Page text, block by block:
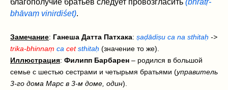
благополучие братьев следует провозгласить (bhrātṛ-
bhāvaṃ vinirdiśet‌).
Замечание: Ганеша Датта Патхака: ṣaḍādiṣu ca na sthitaḥ ->
trika-bhinnaṃ ca cetsthitaḥ (значение то же).
Иллюстрация: Филипп Барбарен – родился в большой
семье с шестью сестрами и четырьмя братьями (управитель
3-го дома Марс в 3-м доме, один).